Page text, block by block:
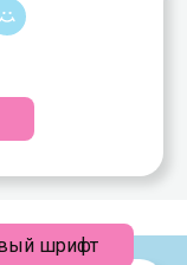
шрифт